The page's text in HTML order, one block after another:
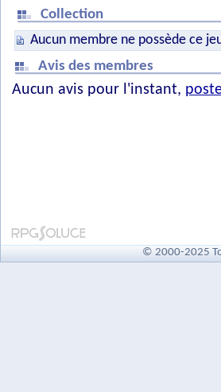
Collection
Aucun membre ne possède ce
Avis des membres
Aucun avis pour l'instant,
© 2000-2025